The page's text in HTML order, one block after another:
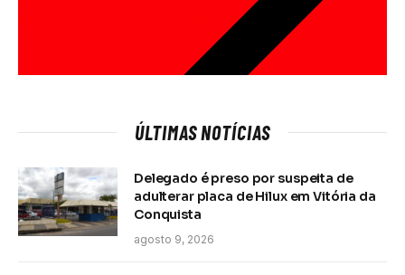
ÚLTIMAS NOTÍCIAS
Delegado é preso por suspeita de
adulterar placa de Hilux em Vitória da
Conquista
agosto 9, 2026